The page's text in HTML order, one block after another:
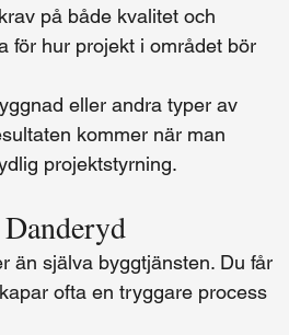
på både kvalitet och
för hur projekt i området bör
eller andra typer av
kommer när man
projektstyrning.
än själva byggtjänsten. Du får
ofta en tryggare process